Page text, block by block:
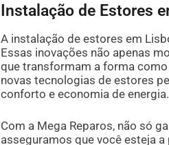
Instalação de Estores
A instalação de estores em
Essas inovações não apenas
que transformam a forma
novas tecnologias de estores
conforto e economia de energia.
Com a Mega Reparos, não só
asseguramos que você esteja